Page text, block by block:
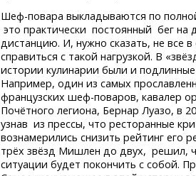
Шеф-повара выкладываются по
это практически постоянный бег на
дистанцию. И, нужно сказать, не все в
справиться с такой нагрузкой. В
истории кулинарии были и
Например, один из самых
французскихшеф-поваров, кавалер
Почётного легиона, Бернар Луазо, в
узнав из прессы, что ресторанные
вознамерились снизить рейтинг его
трёх звёзд Мишлен до двух, решил,
ситуации будет покончить с собой.